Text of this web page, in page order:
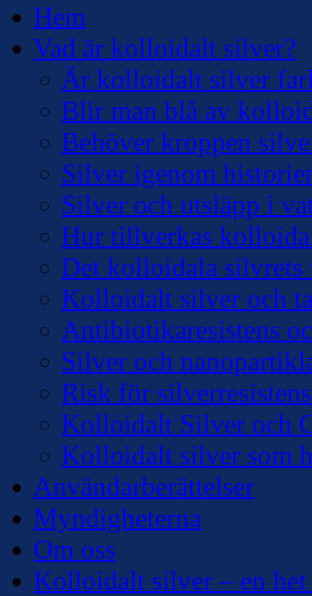
Hem
Vad är kolloidalt silver?
Är kolloidalt silver
Blir man blå av
Behöver kroppen
Silver igenom
Silver och utsläpp i
Hur tillverkas
Det kolloidala silvrets
Kolloidalt silver och
Antibiotikaresistens
Silver och
Risk för
Kolloidalt Silver och
Kolloidalt silver som
Användarberättelser
Myndigheterna
Om oss
Kolloidalt silver – en het